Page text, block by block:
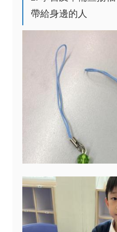
帶給身邊的人